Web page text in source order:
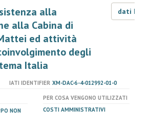
alla
alla Cabina di
ed attività
degli
Italia
dati LOD
IATI IDENTIFIER XM-DAC-6-4-012992-01-0
NON
PER COSA VENGONO UTILIZZATI
COSTI AMMINISTRATIVI